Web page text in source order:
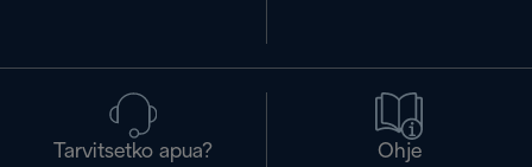
Tarvitsetko apua?
Ohje